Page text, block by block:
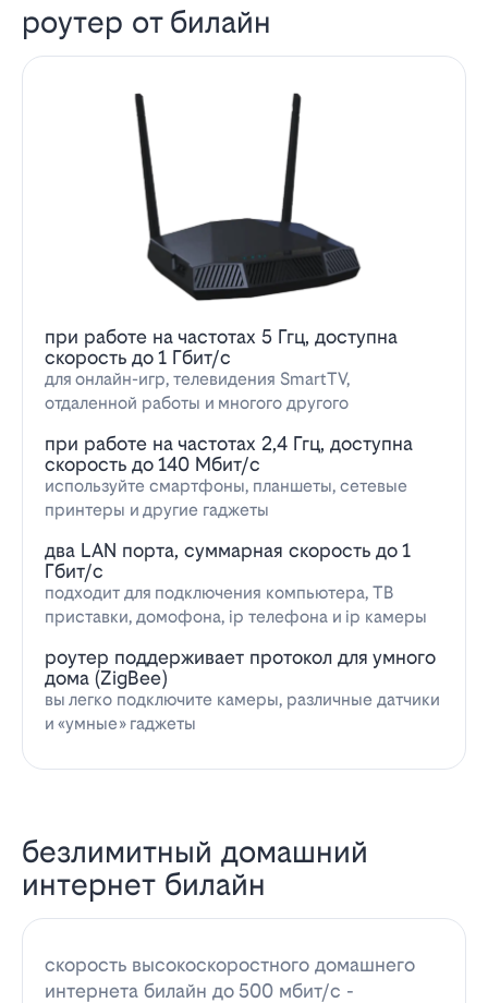
роутер от билайн
при работе на частотах 5 Ггц, доступна
скорость до 1 Гбит/с
для онлайн-игр, телевидения SmartTV,
отдаленной работы и многого другого
при работе на частотах 2,4 Ггц, доступна
скорость до 140 Мбит/с
используйте смартфоны, планшеты, сетевые
принтеры и другие гаджеты
два LAN порта, суммарная скорость до 1
Гбит/с
подходит для подключения компьютера, ТВ
приставки, домофона, ip телефона и ip камеры
роутер поддерживает протокол для умного
дома (ZigBee)
вы легко подключите камеры, различные датчики
и «умные» гаджеты
безлимитный домашний
интернет билайн
скорость высокоскоростного домашнего
интернета билайн до 500 мбит/с -